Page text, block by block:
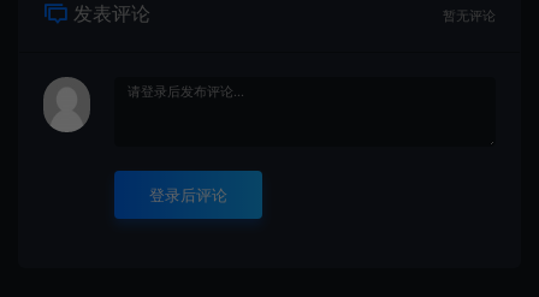
发表评论 暂无评论
登录后评论